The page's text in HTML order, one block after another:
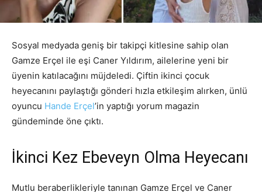
Sosyal medyada geniş bir takipçi kitlesine sahip olan
Gamze Erçel ile eşi Caner Yıldırım, ailelerine yeni bir
üyenin katılacağını müjdeledi. Çiftin ikinci çocuk
heyecanını paylaştığı gönderi hızla etkileşim alırken, ünlü
oyuncu Hande Erçel’in yaptığı yorum magazin
gündeminde öne çıktı.
İkinci Kez Ebeveyn Olma Heyecanı
Mutlu beraberlikleriyle tanınan Gamze Erçel ve Caner